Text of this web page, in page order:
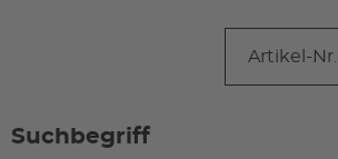
Suchbegriff